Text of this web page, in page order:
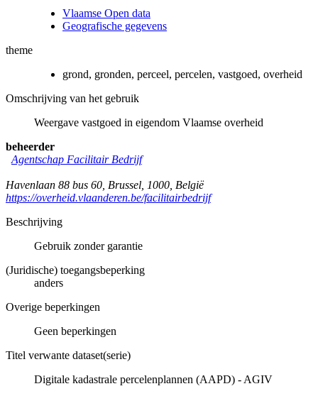
Vlaamse Open data
Geografische gegevens
theme
grond, gronden, perceel, percelen, vastgoed, overheid
Omschrijving van het gebruik
Weergave vastgoed in eigendom Vlaamse overheid
beheerder
Agentschap Facilitair Bedrijf
Havenlaan 88 bus 60 Brussel 1000 België
https://overheid.vlaanderen.be/facilitairbedrijf
Beschrijving
Gebruik zonder garantie
(Juridische) toegangsbeperking
anders
Overige beperkingen
Geen beperkingen
Titel verwante dataset(serie)
Digitale kadastrale percelenplannen (AAPD) - AGIV